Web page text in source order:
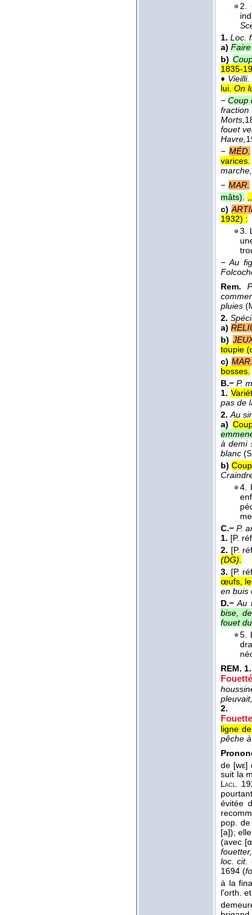
2.
1. Loc.
a)
b)
1835-
♦ Vieilli.
lui. On
− Coup
Morts,
fouet
Havre,
−MÉD.
varices.
− MAR.
mâts).
c)
1932) :
3.
−Au
Rem.
pluies (
2.
a)
b)
toupie (
c) MAR.
bosses.
B.− P.
1.
pas de
2. Au
a)
à demi
blanc (
b)
4.
C.− P.
1. [P.
2. [P.
(DG).
3. [P.
œufs,
en buis
D.− Au
bise,
fouet
5.
REM. 1.
2.
ligne
pêche
de [wε]
suit la
Lacl.
évitée
pop.
[a]);
(avec
loc. cit.
1694 (
à la
l'orth.